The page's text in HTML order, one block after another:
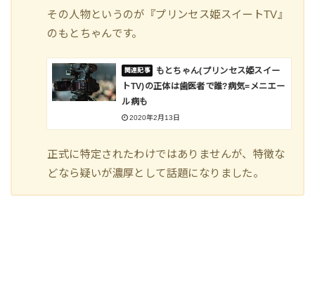
その人物というのが『プリンセス姫スイートTV』
のもとちゃんです。
もとちゃん(プリンセス姫スイー
トTV)の正体は歯医者で誰?病気=メニエー
ル病も
2020年2月13日
正式に特定されたわけではありませんが、特徴な
どなら疑いが濃厚として話題になりました。